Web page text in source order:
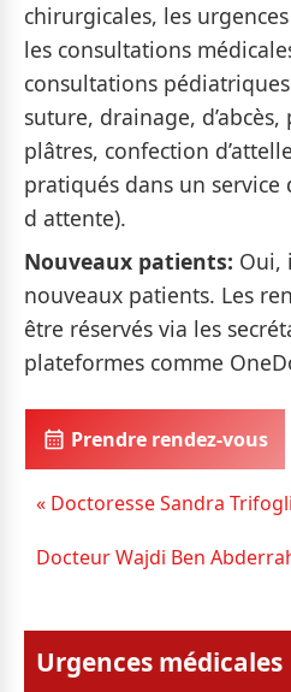
chirurgicales, les
les consultations
consultations
suture, drainage,
plâtres, confection
pratiqués dans un service
d attente).
Nouveaux patients: Oui,
nouveaux patients. Les
être réservés via les
plateformes comme
Prendre rendez-vous
« Doctoresse Sandra
Docteur Wajdi Ben
Urgences médicales